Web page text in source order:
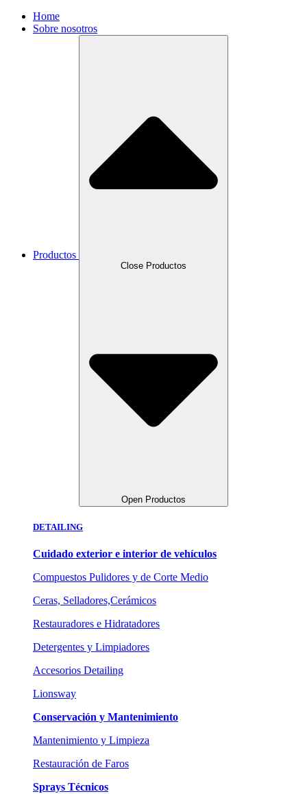
Home
Sobre nosotros
Productos
Close Productos
Open Productos
DETAILING
Cuidado exterior e interior de vehículos
Compuestos Pulidores y de Corte Medio
Ceras, Selladores,Cerámicos
Restauradores e Hidratadores
Detergentes y Limpiadores
Accesorios Detailing
Lionsway
Conservación y Mantenimiento
Mantenimiento y Limpieza
Restauración de Faros
Sprays Técnicos